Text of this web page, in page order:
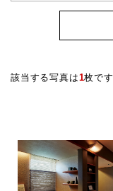
該当する写真は1枚です